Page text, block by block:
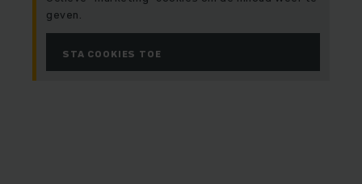
geven.
STA COOKIES TOE